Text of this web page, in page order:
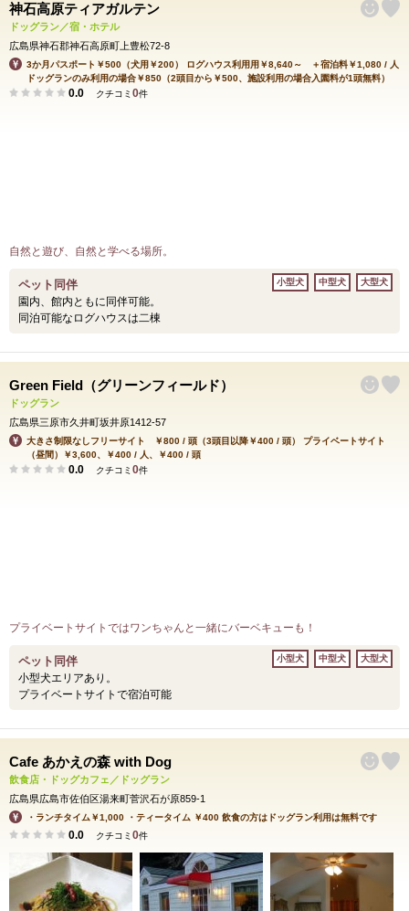
神石高原ティアガルテン
ドッグラン／宿・ホテル
広島県神石郡神石高原町上豊松72-8
3か月パスポート￥500（犬用￥200） ログハウス利用用￥8,640～ ＋宿泊料￥1,080 / 人
ドッグランのみ利用の場合￥850（2頭目から￥500、施設利用の場合入園料が1頭無料）
0.0 クチコミ 0件
自然と遊び、自然と学べる場所。
ペット同伴
園内、館内ともに同伴可能。
同泊可能なログハウスは二棟
小型犬 中型犬 大型犬
Green Field（グリーンフィールド）
ドッグラン
広島県三原市久井町坂井原1412-57
大きさ制限なしフリーサイト ￥800 / 頭（3頭目以降￥400 / 頭） プライベートサイト
（昼間）￥3,600、￥400 / 人、￥400 / 頭
0.0 クチコミ 0件
プライベートサイトではワンちゃんと一緒にバーベキューも！
ペット同伴
小型犬エリアあり。
プライベートサイトで宿泊可能
小型犬 中型犬 大型犬
Cafe あかえの森 with Dog
飲食店・ドッグカフェ／ドッグラン
広島県広島市佐伯区湯来町菅沢石が原859‐1
・ランチタイム￥1,000 ・ティータイム ￥400 飲食の方はドッグラン利用は無料です
0.0 クチコミ 0件